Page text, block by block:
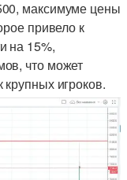
максимуме цены
привело к
на 15%,
что может
игроков.